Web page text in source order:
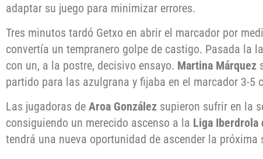
adaptar su juego para minimizar errores.
Tres minutos tardó Getxo en abrir el marcador por
convertía un tempranero golpe de castigo. Pasada la
con un, a la postre, decisivo ensayo. Martina Márquez
partido para las azulgrana y fijaba en el marcador 3-5
Las jugadoras de Aroa González supieron sufrir en la
consiguiendo un merecido ascenso a la Liga Iberdrola
tendrá una nueva oportunidad de ascender la próxima